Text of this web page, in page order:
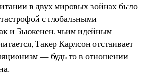
в двух мировых войнах было
с глобальными
и Бьюкенен, чьим идейным
Такер Карлсон отстаивает
— будь то в отношении